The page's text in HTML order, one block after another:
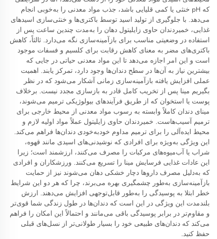
که pH خنثی یا کمی قلیایی باشد، جذب مواد معدنی را به‌خوبی انجام
می‌دهد. با جلوگیری از تولید اسید توسط باکتری‌ها و خنثی‌سازی اسیدهای
غذایی، خمیردندان حاوی زایلیتول دهان را به‌مدت چندین ساعت پس از
استفاده در وضعیتی مناسب برای بازآمینه‌سازی نگه می‌دارد. ثالثاً، کاهش
باکتری‌های مضر به معنای کاهش رقابت برای کلسیم و فسفات موجود
است و این امر اجازه می‌دهد تا این مواد معدنی حیاتی در جایی که
بیشترین نیاز به آن‌ها در سطح دندان‌ها وجود دارد، تمرکز یابند. اهمیت
عملی افزایش یافته بازآمینه‌سازی زمانی آشکار می‌شود که در نظر
بگیریم مینا پس از تخریب کامل قادر به بازسازی مجدد نیست. برخلاف
پوست یا استخوان که از طریق فرآیندهای بیولوژیکی ترمیم می‌شوند،
مینای دندان کاملاً وابسته به رسوب مواد معدنی از محیط خارجی برای
ترمیم آسیب‌هاست. خمیردندان حاوی زایلیتول عملاً مواد اولیه لازم و
محیط ایده‌آلی را برای ترمیم مداوم خودبه‌خودی دندان‌ها فراهم می‌کند.
این ویژگی به‌ویژه برای افرادی که نوشیدنی‌های اسیدی مانند قهوه،
شراب یا آب‌میوه‌های مرکبات را مصرف می‌کنند، ارزشمند است؛ زیرا
این عادات غذایی فرسایش مینا را تسریع می‌کنند. ورزشکاران و افرادی
که به‌دلیل مصرف داروها دچار خشکی دهان می‌شوند نیز از حمایت
بازآمینه‌سازی به‌طور چشمگیری بهره می‌برند، چرا که هر دو این شرایط
خطر ابتلا به پوسیدگی را به‌طور قابل‌توجهی افزایش می‌دهند. ارزش
بلندمدت این ویژگی در این است که دندان‌ها در طول زندگی شما قوی‌تر
و مقاوم‌تر در برابر پوسیدگی باقی می‌مانند و احتمالاً این امکان را فراهم
می‌کند که دندان‌های طبیعی خود را بسیار طولانی‌تر از نسل‌های قبلی
حفظ کنید.